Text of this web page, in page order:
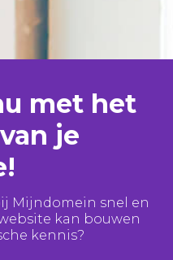
met het
je
Mijndomein snel en
kan bouwen
kennis?